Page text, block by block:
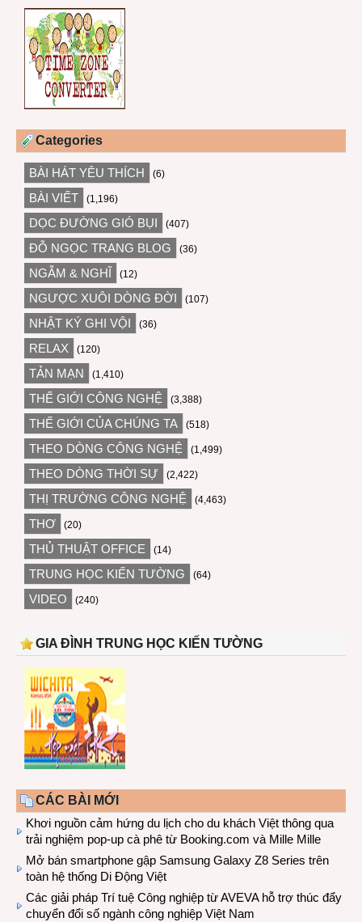
Categories
BÀI HÁT YÊU THÍCH (6)
BÀI VIẾT (1,196)
DỌC ĐƯỜNG GIÓ BỤI (407)
ĐỖ NGỌC TRANG BLOG (36)
NGẪM & NGHĨ (12)
NGƯỢC XUÔI DÒNG ĐỜI (107)
NHẬT KÝ GHI VỘI (36)
RELAX (120)
TẢN MẠN (1,410)
THẾ GIỚI CÔNG NGHỆ (3,388)
THẾ GIỚI CỦA CHÚNG TA (518)
THEO DÒNG CÔNG NGHỆ (1,499)
THEO DÒNG THỜI SỰ (2,422)
THỊ TRƯỜNG CÔNG NGHỆ (4,463)
THƠ (20)
THỦ THUẬT OFFICE (14)
TRUNG HỌC KIẾN TƯỜNG (64)
VIDEO (240)
GIA ĐÌNH TRUNG HỌC KIẾN TƯỜNG
CÁC BÀI MỚI
Khơi nguồn cảm hứng du lịch cho du khách Việt thông qua
trải nghiệm pop-up cà phê từ Booking.com và Mille Mille
Mở bán smartphone gập Samsung Galaxy Z8 Series trên
toàn hệ thống Di Động Việt
Các giải pháp Trí tuệ Công nghiệp từ AVEVA hỗ trợ thúc đẩy
chuyển đổi số ngành công nghiệp Việt Nam